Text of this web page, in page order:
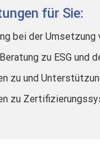
für Sie:
bei der Umsetzung
zu ESG und
zu und
zu